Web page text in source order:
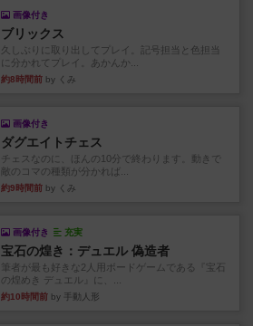
画像付き
ブリックス
久しぶりに取り出してプレイ。記号担当と色担当
に分かれてプレイ。あかんか...
約8時間前 by くみ
画像付き
ダグエイトチェス
チェスなのに、ほんの10分で終わります。動きで
敵のコマの種類が分かれば...
約9時間前 by くみ
画像付き 充実
宝石の煌き：デュエル 偽造者
筆者が最も好きな2人用ボードゲームである『宝石
の煌めき デュエル』に、...
約10時間前 by 手動人形